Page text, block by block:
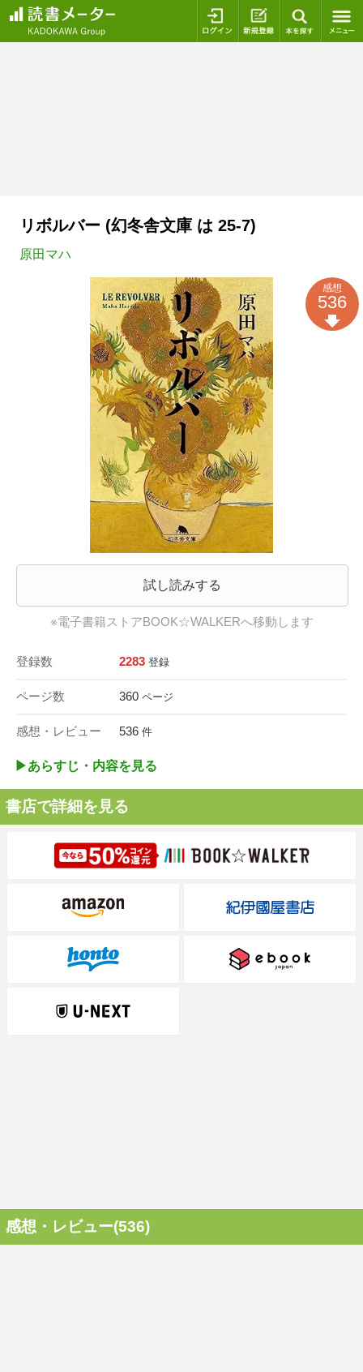
ログイン 新規登録
リボルバー (幻冬舎文庫 は 25-7)
原田マハ
試し読みする
※電子書籍ストアBOOK☆WALKERへ移動します
登録数 2283 登録
ページ数 360 ページ
感想・レビュー 536 件
感想
536
▶︎あらすじ・内容を見る
書店で詳細を見る
感想・レビュー(536)